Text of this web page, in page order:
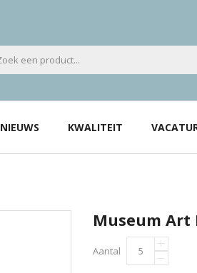
NIEUWS KWALITEIT
Museum Art
Aantal